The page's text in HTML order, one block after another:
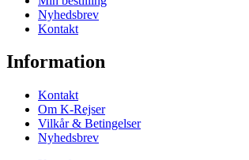
Nyhedsbrev
Kontakt
Information
Kontakt
Om K-Rejser
Vilkår & Betingelser
Nyhedsbrev